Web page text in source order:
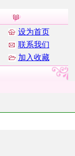
设为首页
联系我们
加入收藏